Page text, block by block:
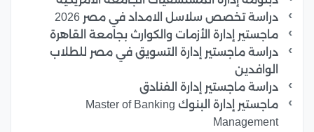
دراسة تخصص سلاسل الامداد في مصر 2026
ماجستير إدارة الأزمات والكوارث بجامعة القاهرة
دراسة ماجستير إدارة التسويق في مصر للطلاب
الوافدين
دراسة ماجستير إدارة الفنادق
ماجستير إدارة البنوك Master of Banking
Management